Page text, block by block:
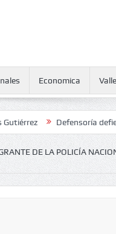
Economica
Defensoría defiende ante
DE LA POLICÍA